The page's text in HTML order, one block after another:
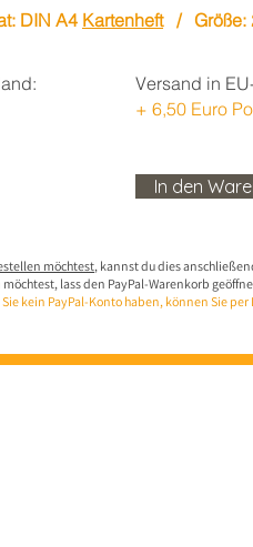
DIN A4 Kartenheft/ Größe:
Versand in
+ 6,50 Euro
In den
möchtest, kannst du dies
lass den PayPal-Warenkorb
Sie kein PayPal-Konto haben, können Sie